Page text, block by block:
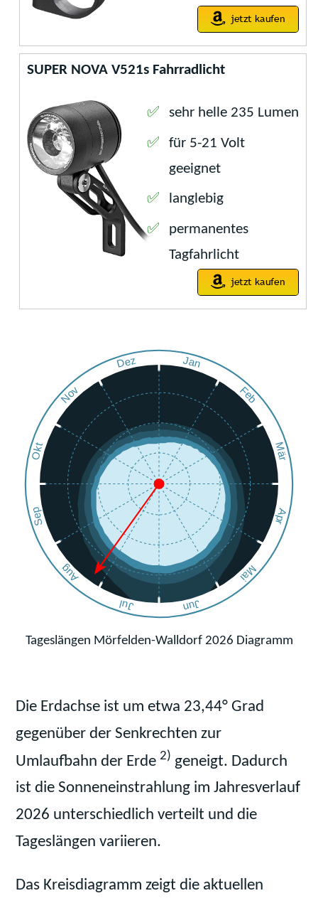
SUPER NOVA V521s Fahrradlicht
sehr helle 235 Lumen
für 5-21 Volt
geeignet
langlebig
permanentes
Tagfahrlicht
Jan
Feb
Mär
Apr
Mai
Jun
Jul
Aug
Sep
Okt
Nov
Dez
Tageslängen Mörfelden-Walldorf 2026 Diagramm
Die Erdachse ist um etwa 23,44° Grad
gegenüber der Senkrechten zur
Umlaufbahn der Erde2) geneigt. Dadurch
ist die Sonneneinstrahlung im Jahresverlauf
2026 unterschiedlich verteilt und die
Tageslängen variieren.
Das Kreisdiagramm zeigt die aktuellen